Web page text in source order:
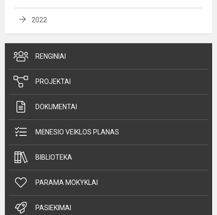
2022
RENGINIAI
PROJEKTAI
DOKUMENTAI
MĖNESIO VEIKLOS PLANAS
BIBLIOTEKA
PARAMA MOKYKLAI
PASIEKIMAI